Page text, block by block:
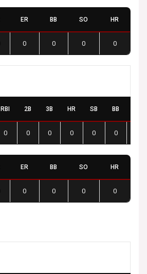
ER BB SO HR
0 0 0 0
RBI 2B 3B HR SB BB
0 0 0 0 0 0
ER BB SO HR
0 0 0 0